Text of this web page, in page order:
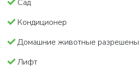
Сад
Кондиционер
Домашние животные разрешены
Лифт